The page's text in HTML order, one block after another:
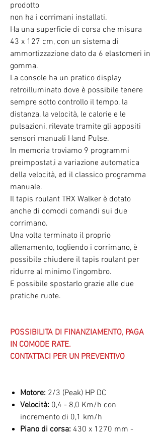
prodotto
non ha i corrimani installati.
Ha una superficie di corsa che misura
43 x 127 cm, con un sistema di
ammortizzazione dato da 6 elastomeri in
gomma.
La console ha un pratico display
retroilluminato dove è possibile tenere
sempre sotto controllo il tempo, la
distanza, la velocità, le calorie e le
pulsazioni, rilevate tramite gli appositi
sensori manuali Hand Pulse.
In memoria troviamo 9 programmi
preimpostat,i a variazione automatica
della velocità, ed il classico programma
manuale.
Il tapis roulant TRX Walker è dotato
anche di comodi comandi sui due
corrimano.
Una volta terminato il proprio
allenamento, togliendo i corrimano, è
possibile chiudere il tapis roulant per
ridurre al minimo l'ingombro.
E possibile spostarlo grazie alle due
pratiche ruote.
POSSIBILITA DI FINANZIAMENTO, PAGA
IN COMODE RATE.
CONTATTACI PER UN PREVENTIVO
Motore: 2/3 (Peak) HP DC
Velocità: 0,4 - 8,0 Km/h con
incremento di 0,1 km/h
Piano di corsa: 430 x 1270 mm -